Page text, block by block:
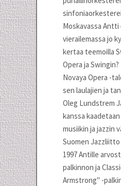
Moskavassa
vierailemassa jo
kertaa teemoilla
Opera ja
Novaya Opera -
sen laulajien ja
Oleg Lundstrem
kanssa
musiikin ja jazzin
Suomen
1997 Antille
palkinnon ja
Armstrong" -